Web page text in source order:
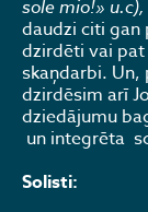
sole mio!» u.c),
daudzi citi gan
dzirdēti vai
skaņdarbi. Un,
dzirdēsim arī
dziedājumu
un integrēta
Solisti: